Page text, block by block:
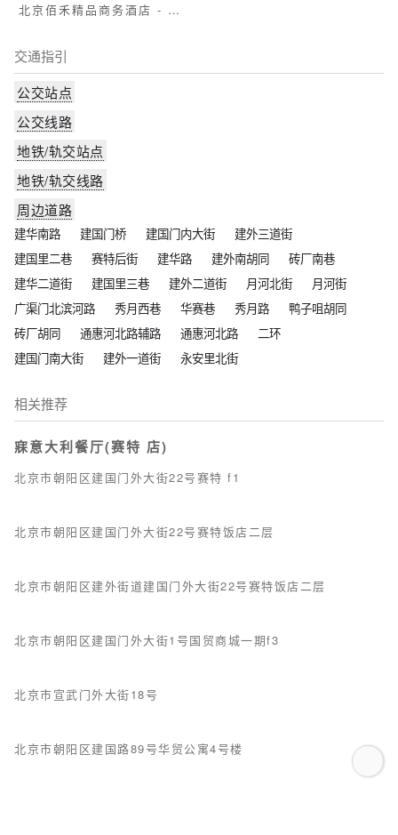
北京佰禾精品商务酒店 - 公共区域
交通指引
公交站点
公交线路
地铁/轨交站点
地铁/轨交线路
周边道路
建华南路 建国门桥 建国门内大街
建外三道街
建国里二巷
赛特后街 建华路 建外南胡同
砖厂南巷
建华二道街
建国里三巷 建外二道街 月河北街
月河街
广渠门北滨河路
秀月西巷 华赛巷 秀月路
鸭子咀胡同
砖厂胡同
通惠河北路辅路 通惠河北路
二环
建国门南大街
建外一道街 永安里北街
相关推荐
寐意大利餐厅(赛特 店)
北京市朝阳区建国门外大街22号赛特 f1
北京市朝阳区建国门外大街22号赛特饭店二层
北京市朝阳区建外街道建国门外大街22号赛特饭店二层
北京市朝阳区建国门外大街1号国贸商城一期f3
北京市宣武门外大街18号
北京市朝阳区建国路89号华贸公寓4号楼